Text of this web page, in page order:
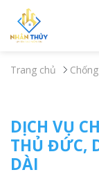
Trang chủ
DỊCH VỤ
THỦ ĐỨC,
DÀI